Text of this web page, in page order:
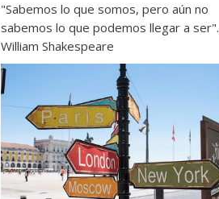
"Sabemos lo que somos, pero aún no
sabemos lo que podemos llegar a ser".
William Shakespeare